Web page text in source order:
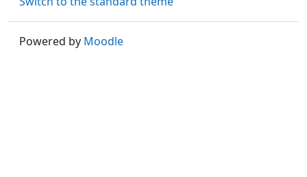
Powered by Moodle